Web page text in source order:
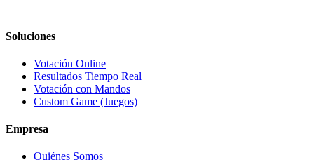
Soluciones
Votación Online
Resultados Tiempo Real
Votación con Mandos
Custom Game (Juegos)
Empresa
Quiénes Somos